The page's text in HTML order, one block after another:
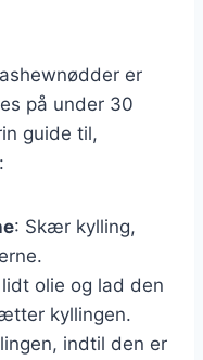
er
på under 30
guide til,
: Skær kylling,
olie og lad den
kyllingen.
indtil den er